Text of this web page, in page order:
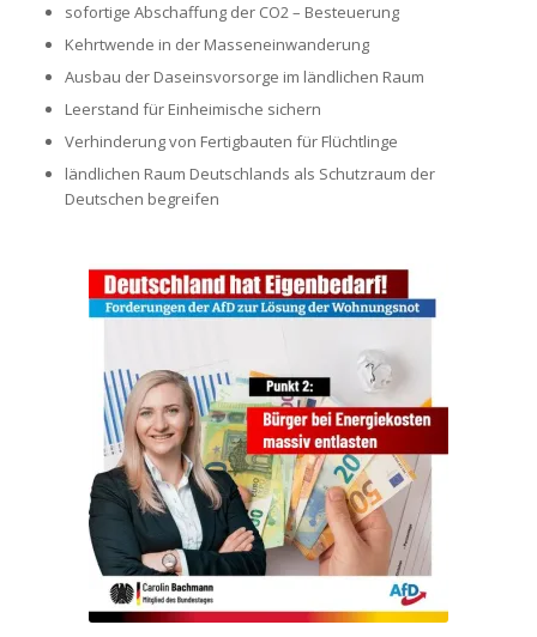
sofortige Abschaffung der CO2 – Besteuerung
Kehrtwende in der Masseneinwanderung
Ausbau der Daseinsvorsorge im ländlichen Raum
Leerstand für Einheimische sichern
Verhinderung von Fertigbauten für Flüchtlinge
ländlichen Raum Deutschlands als Schutzraum der
Deutschen begreifen